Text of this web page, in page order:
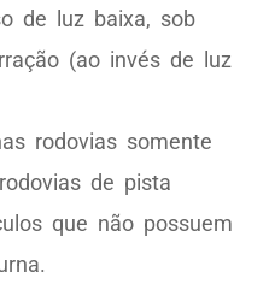
de luz baixa, sob
(ao invés de luz
rodovias somente
de pista
que não possuem